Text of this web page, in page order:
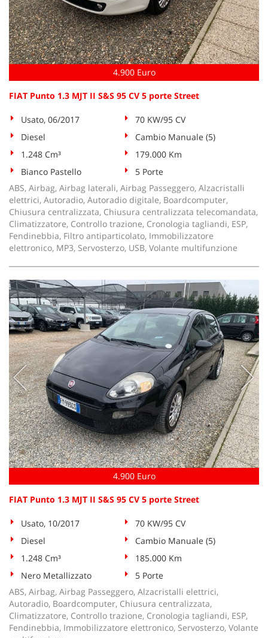
4.900 Euro
FIAT Punto 1.3 MJT II S&S 95 CV 5 porte Street
Usato, 06/2017
70 KW/95 CV
Diesel
Cambio Manuale (5)
1.248 Cm³
179.000 Km
Bianco Pastello
5 Porte
ABS, Airbag, Airbag laterali, Airbag Passeggero, Alzacristalli
elettrici, Autoradio, Autoradio digitale, Boardcomputer,
Chiusura centralizzata, Chiusura centralizzata telecomandata,
Climatizzatore, Controllo trazione, Cronologia tagliandi, ESP,
Fendinebbia, Filtro antiparticolato, Immobilizzatore
elettronico, MP3, Servosterzo, USB, Volante multifunzione
4.900 Euro
FIAT Punto 1.3 MJT II S&S 95 CV 5 porte Street
Usato, 10/2017
70 KW/95 CV
Diesel
Cambio Manuale (5)
1.248 Cm³
185.000 Km
Nero Metallizzato
5 Porte
ABS, Airbag, Airbag Passeggero, Alzacristalli elettrici,
Autoradio, Boardcomputer, Chiusura centralizzata,
Climatizzatore, Controllo trazione, Cronologia tagliandi, ESP,
Fendinebbia, Immobilizzatore elettronico, Servosterzo, Volante